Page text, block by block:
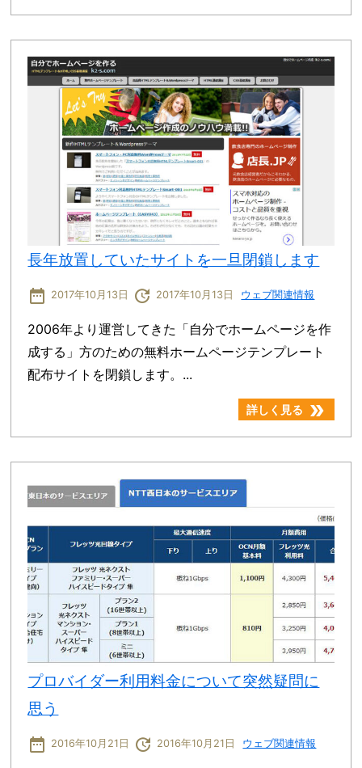
長年放置していたサイトを一旦閉鎖します
date_range 2017年10月13日 update 2017年10月13日 ウェブ関連情報
2006年より運営してきた「自分でホームページを作
成する」方のための無料ホームページテンプレート
配布サイトを閉鎖します。...
詳しく見る double_arrow
プロバイダー利用料金について突然疑問に
思う
date_range 2016年10月21日 update 2016年10月21日 ウェブ関連情報